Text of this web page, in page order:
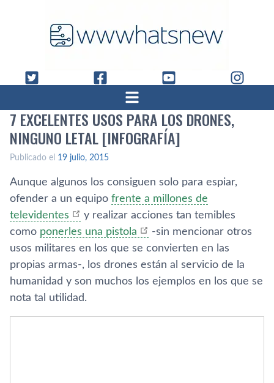
7 EXCELENTES USOS PARA LOS DRONES,
NINGUNO LETAL [INFOGRAFÍ­A]
Publicado el 19 julio, 2015
Aunque algunos los consiguen solo para espiar,
ofender a un equipo frente a millones de
televidentes
y realizar acciones tan temibles
como ponerles una pistola
-sin mencionar otros
usos militares en los que se convierten en las
propias armas-, los drones están al servicio de la
humanidad y son muchos los ejemplos en los que se
nota tal utilidad.